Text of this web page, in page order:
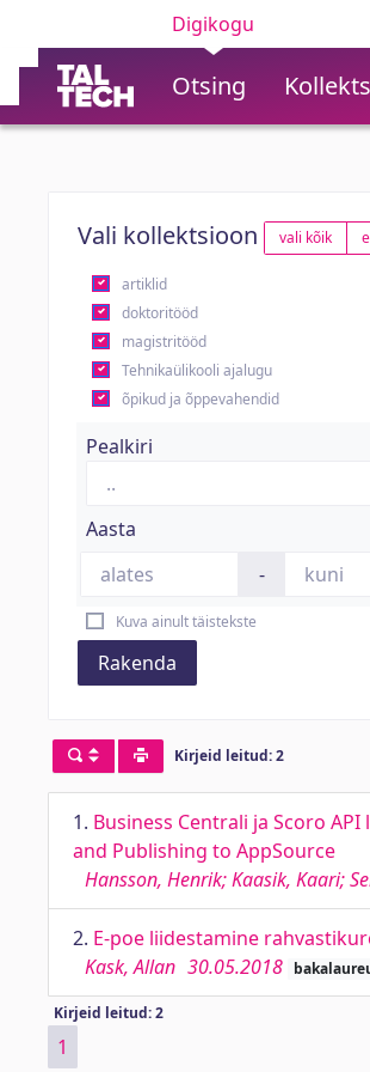
Digikogu
Otsing
Vali kollektsioon vali kõik
artiklid
doktoritööd
magistritööd
Tehnikaülikooli ajalugu
õpikud ja õppevahendid
Pealkiri
Aasta
-
Kuva ainult täistekste
Rakenda
Kirjeid leitud: 2
1. Business Centrali ja Scoro
and Publishing to AppSource
Hansson, Henrik; Kaasik, Kaari;
2. E-poe liidestamine
Kask, Allan 30.05.2018
Kirjeid leitud: 2
1